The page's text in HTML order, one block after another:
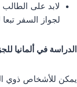
لابد على
لجواز السفر
الدراسة في ألمانيا
يمكن للأشخاص ذوي